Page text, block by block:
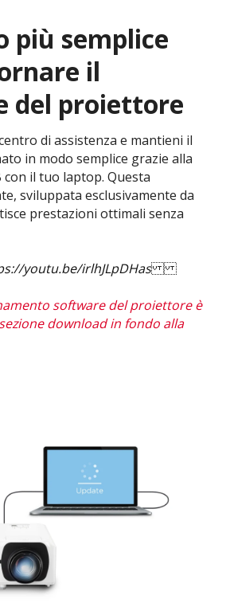
più semplice
il
del proiettore
di assistenza e mantieni il
in modo semplice grazie alla
con il tuo laptop. Questa
sviluppata esclusivamente da
prestazioni ottimali senza
youtu.be/irlhJLpDHas
software del proiettore è
download in fondo alla